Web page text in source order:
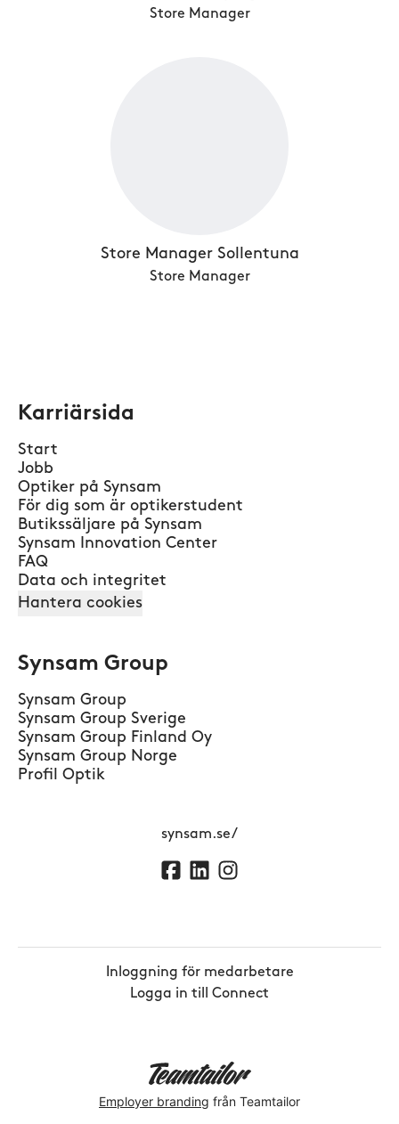
Store Manager
Store Manager Sollentuna
Store Manager
Karriärsida
Start
Jobb
Optiker på Synsam
För dig som är optikerstudent
Butikssäljare på Synsam
Synsam Innovation Center
FAQ
Data och integritet
Hantera cookies
Synsam Group
Synsam Group
Synsam Group Sverige
Synsam Group Finland Oy
Synsam Group Norge
Profil Optik
synsam.se/
Inloggning för medarbetare
Logga in till Connect
Employer branding från Teamtailor